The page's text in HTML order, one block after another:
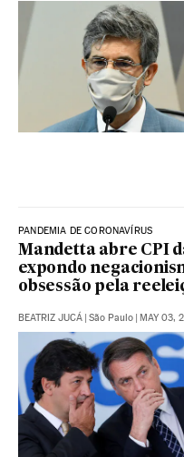
PANDEMIA DE CORONAVÍRUS
Mandetta abre CPI
expondo
obsessão pela
BEATRIZ JUCÁ | São Paulo | MAY 03,